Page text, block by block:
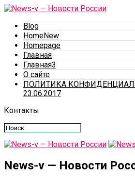
Blog
HomeNew
Homepage
Главная
Главная3
О сайте
ПОЛИТИКА
23.06.2017
Контакты
News-v — Новости